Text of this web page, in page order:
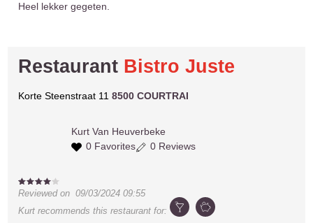
Heel lekker gegeten.
Restaurant Bistro Juste
Korte Steenstraat 118500 COURTRAI
Kurt Van Heuverbeke
0 Favorites
0 Reviews
Reviewed on09/03/2024 09:55
Kurt recommends this restaurant for: